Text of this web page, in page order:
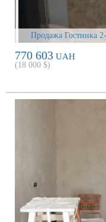
Продажа Гостинка
770 603 UAH
(18 000 $)